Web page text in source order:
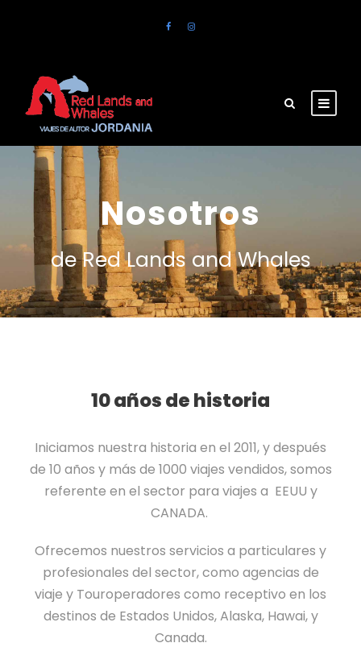
Nosotros
de Red Lands and Whales
10 años de historia
Iniciamos nuestra historia en el 2011, y después
de 10 años y más de 1000 viajes vendidos, somos
referente en el sector para viajes a EEUU y
CANADA.
Ofrecemos nuestros servicios a particulares y
profesionales del sector, como agencias de
viaje y Touroperadores como receptivo en los
destinos de Estados Unidos, Alaska, Hawai, y
Canada.